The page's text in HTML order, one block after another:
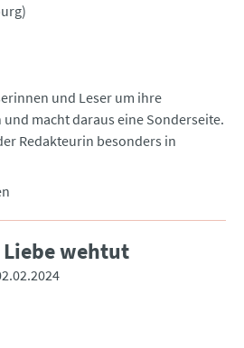
und Leser um ihre
macht daraus eine Sonderseite.
Redakteurin besonders in
wehtut